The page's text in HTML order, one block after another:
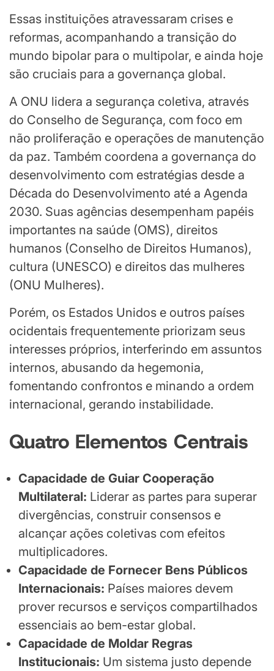
Essas instituições atravessaram crises e
reformas, acompanhando a transição do
mundo bipolar para o multipolar, e ainda hoje
são cruciais para a governança global.
A ONU lidera a segurança coletiva, através
do Conselho de Segurança, com foco em
não proliferação e operações de manutenção
da paz. Também coordena a governança do
desenvolvimento com estratégias desde a
Década do Desenvolvimento até a Agenda
2030. Suas agências desempenham papéis
importantes na saúde (OMS), direitos
humanos (Conselho de Direitos Humanos),
cultura (UNESCO) e direitos das mulheres
(ONU Mulheres).
Porém, os Estados Unidos e outros países
ocidentais frequentemente priorizam seus
interesses próprios, interferindo em assuntos
internos, abusando da hegemonia,
fomentando confrontos e minando a ordem
internacional, gerando instabilidade.
Quatro Elementos Centrais
Capacidade de Guiar Cooperação
Multilateral: Liderar as partes para superar
divergências, construir consensos e
alcançar ações coletivas com efeitos
multiplicadores.
Capacidade de Fornecer Bens Públicos
Internacionais: Países maiores devem
prover recursos e serviços compartilhados
essenciais ao bem-estar global.
Capacidade de Moldar Regras
Institucionais: Um sistema justo depende